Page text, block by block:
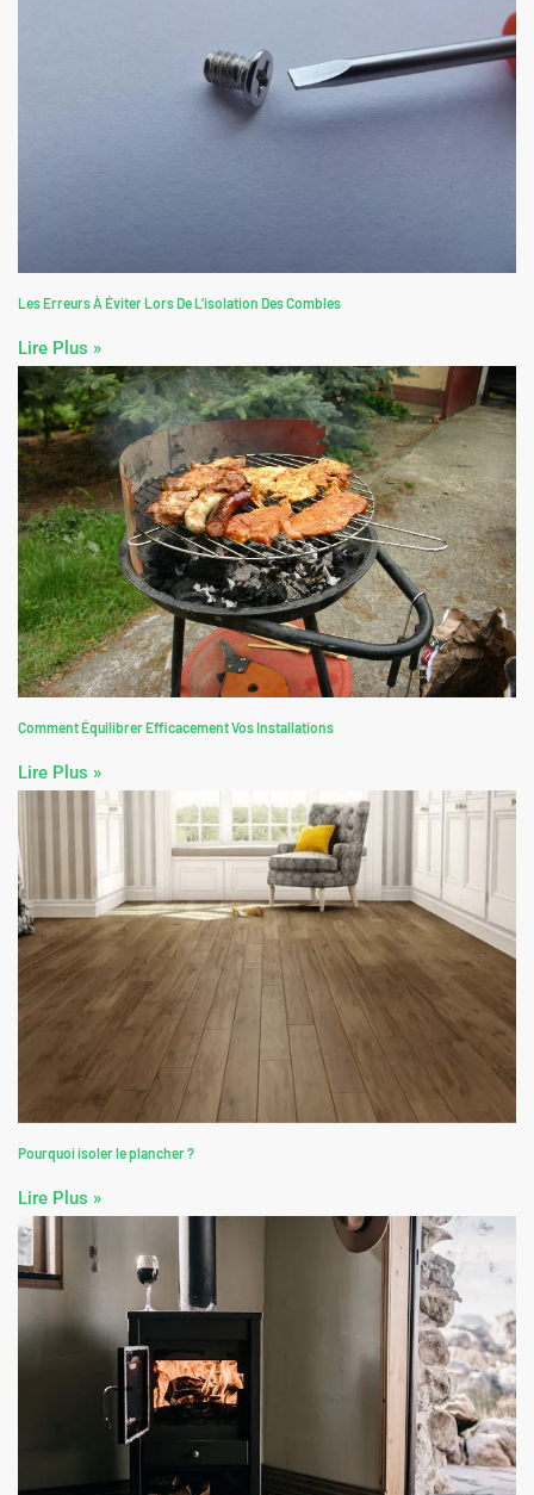
Les Erreurs À Éviter Lors De L’isolation Des Combles
Lire Plus »
Comment Équilibrer Efficacement Vos Installations
Lire Plus »
Pourquoi isoler le plancher ?
Lire Plus »